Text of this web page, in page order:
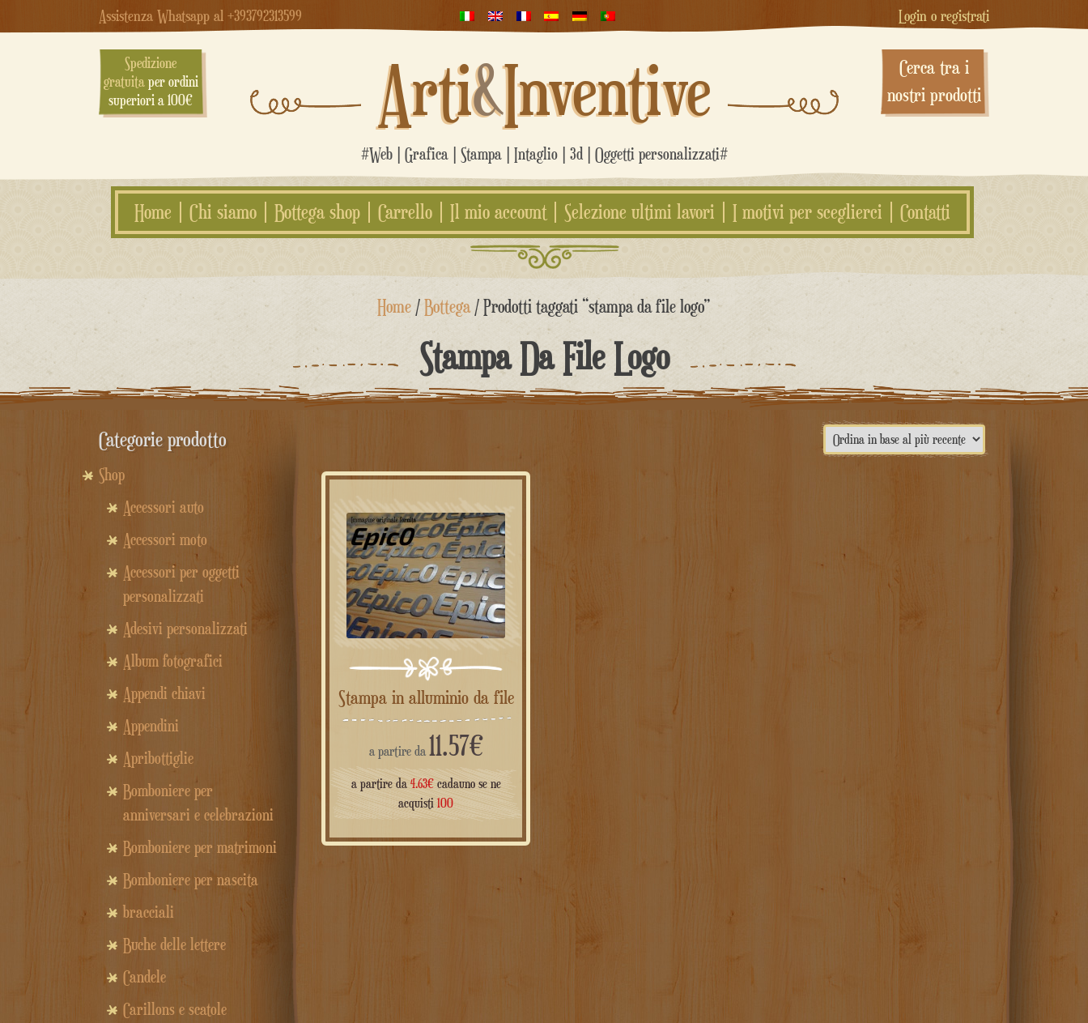
Assistenza Whatsapp al +393792313599 Login o registrati
Spedizione
gratuitaper ordini
superiori a 100€
Arti&Inventive
#Web | Grafica | Stampa | Intaglio | 3d | Oggetti personalizzati#
Cerca tra i
nostri prodotti
Home Chi siamo Bottega shop Carrello Il mio account Selezione ultimi lavori I motivi per sceglierci Contatti
Salta
contenuto
Home /Bottega/ Prodotti taggati “stampa da file logo”
Stampa Da File Logo
Stampa in alluminio da file
a partire da 11.57€
a partire da 4.63€cadauno se ne
acquisti100
Categorie prodotto
Shop
Accessori auto
Accessori moto
Accessori per oggetti
personalizzati
Adesivi personalizzati
Album fotografici
Appendi chiavi
Appendini
Apribottiglie
Bomboniere per
anniversari e celebrazioni
Bomboniere per matrimoni
Bomboniere per nascita
bracciali
Buche delle lettere
Candele
Carillons e scatole